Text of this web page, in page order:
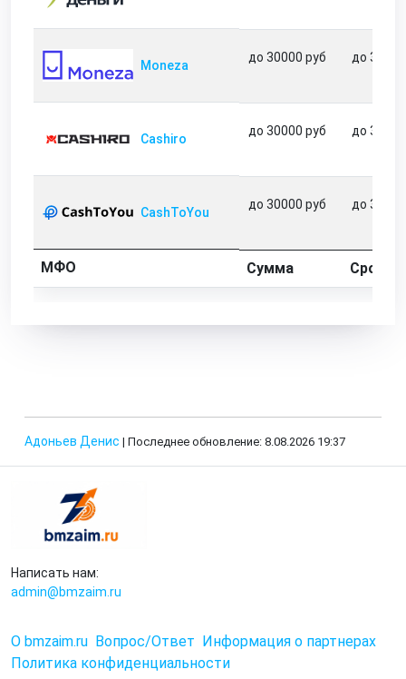
Moneza
до 30000 руб до 35
Cashiro
до 30000 руб до 31
CashToYou
до 30000 руб до 31
МФО Сумма Срок
Адоньев Денис | Последнее обновление: 8.08.2026 19:37
Написать нам:
admin@bmzaim.ru
О bmzaim.ru Вопрос/Ответ
Информация о партнерах
Политика конфиденциальности